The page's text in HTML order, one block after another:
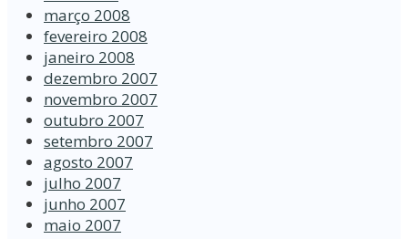
março 2008
fevereiro 2008
janeiro 2008
dezembro 2007
novembro 2007
outubro 2007
setembro 2007
agosto 2007
julho 2007
junho 2007
maio 2007